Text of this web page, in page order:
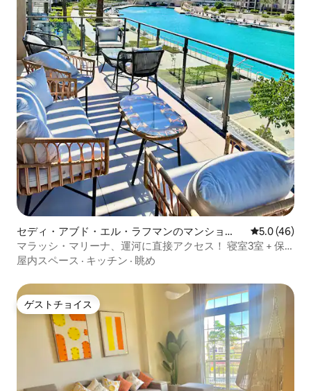
セディ・アブド・エル・ラフマンのマンショ
ン・アパート
レビュー46
5.0 (46)
マラッシ・マリーナ、運河に直接アクセス！ 寝室3室 + 保
育士付き
屋内スペース · キッチン · 眺め
ゲストチョイス
ゲストチョイス